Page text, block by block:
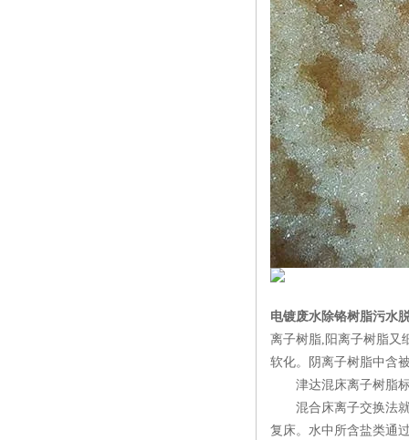
电镀废水除铬树脂污水
离子树脂,阳离子树脂又
软化。阴离子树脂中含
津达混床离子树脂标
混合床离子交换法就
复床。水中所含盐类通